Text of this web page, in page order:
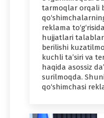
tarmoqlar orqali
reklama
hujjatlari
berilishi
kuchli ta’siri va
haqida asossiz
surilmoqda.
qo‘shimchasi